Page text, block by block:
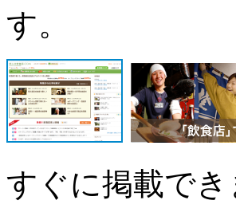
す。
すぐに掲載でき